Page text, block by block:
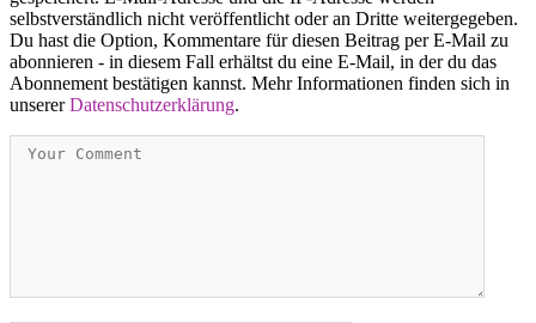
selbstverständlich nicht veröffentlicht oder an Dritte weitergegeben.
Du hast die Option, Kommentare für diesen Beitrag per E-Mail zu
abonnieren - in diesem Fall erhältst du eine E-Mail, in der du das
Abonnement bestätigen kannst. Mehr Informationen finden sich in
unsererDatenschutzerklärung.